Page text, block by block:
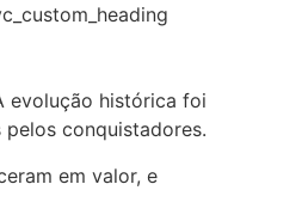
evolução histórica foi
conquistadores.
em valor, e